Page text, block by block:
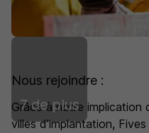
7 de plus
Nous rejoindre :
Grâce à notre implication
villes d’implantation,